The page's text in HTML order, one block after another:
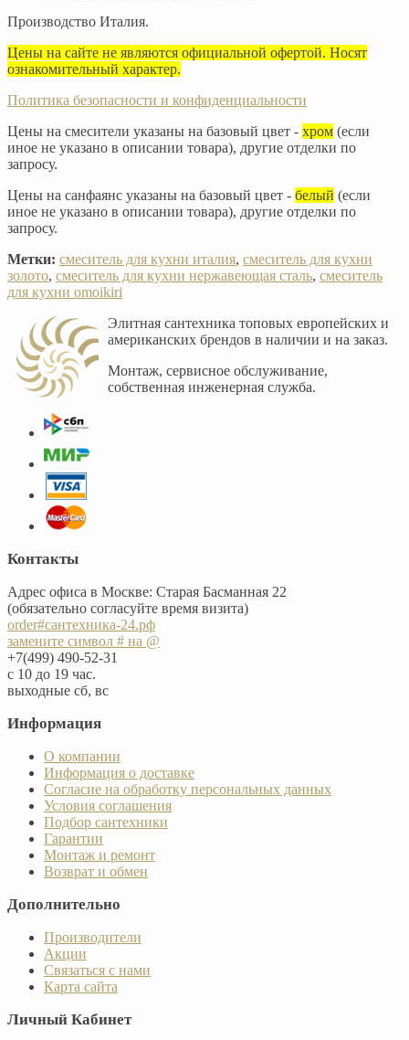
Производство Италия.
Цены на сайте не являются официальной офертой. Носят
ознакомительный характер.
Политика безопасности и конфиденциальности
Цены на смесители указаны на базовый цвет - хром (если
иное не указано в описании товара), другие отделки по
запросу.
Цены на санфаянс указаны на базовый цвет - белый (если
иное не указано в описании товара), другие отделки по
запросу.
Метки: смеситель для кухни италия, смеситель для кухни
золото, смеситель для кухни нержавеющая сталь, смеситель
для кухни omoikiri
Элитная сантехника топовых европейских и
американских брендов в наличии и на заказ.
Монтаж, сервисное обслуживание,
собственная инженерная служба.
Контакты
Адрес офиса в Москве: Старая Басманная 22
(обязательно согласуйте время визита)
order#сантехника-24.рф
замените символ # на @
+7(499) 490-52-31
с 10 до 19 час.
выходные сб, вс
Информация
О компании
Информация о доставке
Согласие на обработку персональных данных
Условия соглашения
Подбор сантехники
Гарантии
Монтаж и ремонт
Возврат и обмен
Дополнительно
Производители
Акции
Связаться с нами
Карта сайта
Личный Кабинет